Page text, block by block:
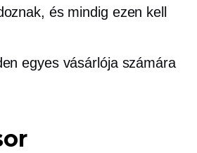
és mindig ezen kell
egyes vásárlója számára